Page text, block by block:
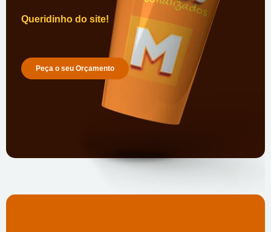
Queridinho do site!
Peça o seu Orçamento